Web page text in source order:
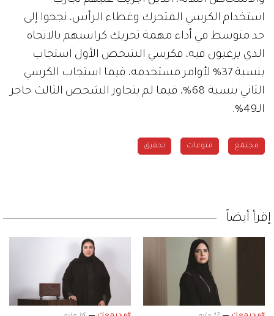
استخدام الكرسي المتحرك وغطاء الرأس، نجحوا إلى
حد متوسط في أداء مهمة تحريك كراسيهم بالاتجاه
الذي يرغبون فيه، فكرسي الشخص الأول استجاب
بنسبة 37% لأوامر مستخدمه، فيما استجاب الكرسي
الثاني بنسبة 68%، فيما لم يتجاوز الشخص الثالث حاجز
الـ49%.
مجتمع منوعات تحقيق
إقرأ أيضاً